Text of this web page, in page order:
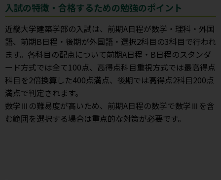
入試の特徴・合格するための勉強のポイント
近畿大学建築学部の入試は、前期A日程が数学・理科・外国
語、前期B日程・後期が外国語・選択2科目の3科目で行われ
ます。各科目の配点について前期A日程・B日程のスタンダ
ード方式では全て100点、高得点科目重視方式では最高得点
科目を2倍換算した400点満点、後期では高得点2科目200点
満点で判定されます。
数学Ⅲの難易度が高いため、前期A日程の数学で数学Ⅲを含
む範囲を選択する場合は重点的な対策が必要です。